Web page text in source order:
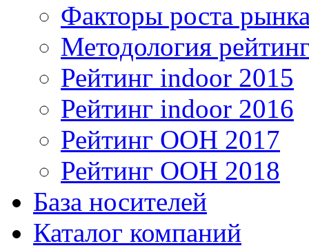
Факторы роста
Методология
Рейтинг indoor 2015
Рейтинг indoor 2016
Рейтинг OOH 2017
Рейтинг OOH 2018
База носителей
Каталог компаний